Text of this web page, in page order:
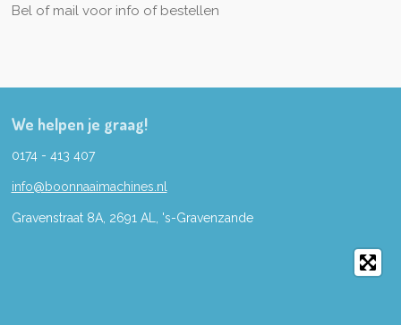
Bel of mail voor info of bestellen
We helpen je graag!
0174 - 413 407
info@boonnaaimachines.nl
Gravenstraat 8A, 2691 AL, 's-Gravenzande